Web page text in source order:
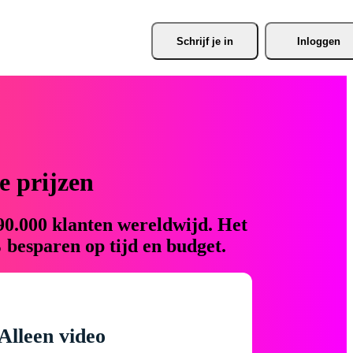
Schrijf je in Inloggen
prijzen
klanten wereldwijd. Het
op tijd en budget.
video